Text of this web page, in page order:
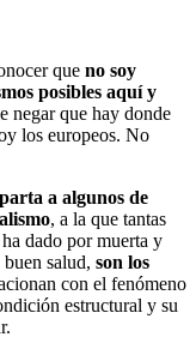
que no soy
posibles aquí y
negar que hay donde
los europeos. No
a algunos de
, a la que tantas
dado por muerta y
salud, son los
con el fenómeno
estructural y su